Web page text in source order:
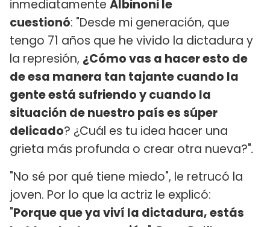
inmediatamente Albinoni le
cuestionó: "Desde mi generación, que
tengo 71 años que he vivido la dictadura y
la represión, ¿Cómo vas a hacer esto de
de esa manera tan tajante cuando la
gente está sufriendo y cuando la
situación de nuestro país es súper
delicado? ¿Cuál es tu idea hacer una
grieta más profunda o crear otra nueva?".
"No sé por qué tiene miedo", le retrucó la
joven. Por lo que la actriz le explicó:
"Porque que ya viví la dictadura, estás